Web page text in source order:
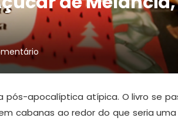
pós-apocalíptica atípica. O livro se
cabanas ao redor do que seria